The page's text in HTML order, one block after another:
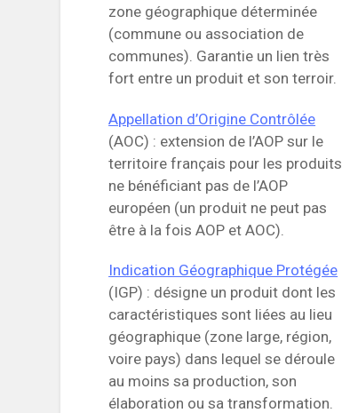
zone géographique déterminée
(commune ou association de
communes). Garantie un lien très
fort entre un produit et son terroir.
Appellation d’Origine Contrôlée
(AOC) : extension de l’AOP sur le
territoire français pour les produits
ne bénéficiant pas de l’AOP
européen (un produit ne peut pas
être à la fois AOP et AOC).
Indication Géographique Protégée
(IGP) : désigne un produit dont les
caractéristiques sont liées au lieu
géographique (zone large, région,
voire pays) dans lequel se déroule
au moins sa production, son
élaboration ou sa transformation.